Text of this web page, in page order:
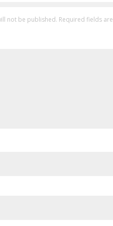
not be published. Required fields